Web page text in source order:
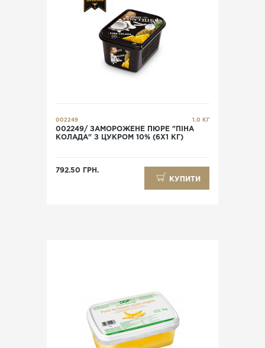
002249 1.0 КГ
002249/ ЗАМОРОЖЕНЕ ПЮРЕ "ПІНА
КОЛАДА" З ЦУКРОМ 10% (6X1 КГ)
792.50 ГРН.
КУПИТИ